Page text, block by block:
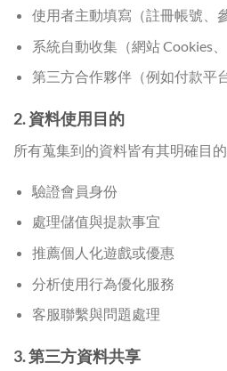
使用者主動填寫（註冊帳號、
系統自動收集（網站 Cookies
第三方合作夥伴（例如付款平
2. 資料使用目的
所有蒐集到的資料皆有其明確目的
驗證會員身份
處理儲值與提款事宜
推薦個人化遊戲或優惠
分析使用行為優化服務
客服聯繫與問題處理
3. 第三方資料共享